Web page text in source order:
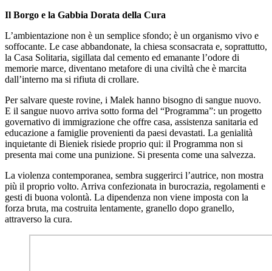
Il Borgo e la Gabbia Dorata della Cura
L’ambientazione non è un semplice sfondo; è un organismo vivo e
soffocante. Le case abbandonate, la chiesa sconsacrata e, soprattutto,
la Casa Solitaria, sigillata dal cemento ed emanante l’odore di
memorie marce, diventano metafore di una civiltà che è marcita
dall’interno ma si rifiuta di crollare.
Per salvare queste rovine, i Malek hanno bisogno di sangue nuovo.
E il sangue nuovo arriva sotto forma del “Programma”: un progetto
governativo di immigrazione che offre casa, assistenza sanitaria ed
educazione a famiglie provenienti da paesi devastati. La genialità
inquietante di Bieniek risiede proprio qui: il Programma non si
presenta mai come una punizione. Si presenta come una salvezza.
La violenza contemporanea, sembra suggerirci l’autrice, non mostra
più il proprio volto. Arriva confezionata in burocrazia, regolamenti e
gesti di buona volontà. La dipendenza non viene imposta con la
forza bruta, ma costruita lentamente, granello dopo granello,
attraverso la cura.